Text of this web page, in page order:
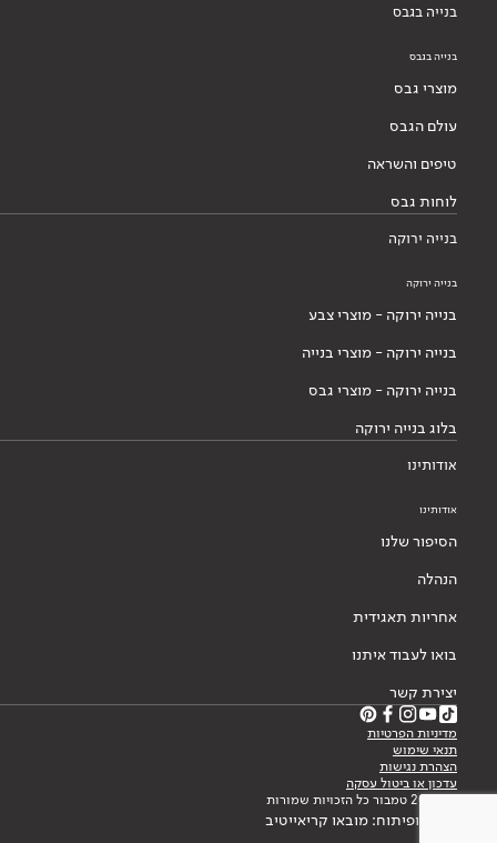
בנייה בגבס
בנייה בגבס
מוצרי גבס
עולם הגבס
טיפים והשראה
לוחות גבס
בנייה ירוקה
בנייה ירוקה
בנייה ירוקה - מוצרי צבע
בנייה ירוקה - מוצרי בנייה
בנייה ירוקה - מוצרי גבס
בלוג בנייה ירוקה
אודותינו
אודותינו
הסיפור שלנו
הנהלה
אחריות תאגידית
בואו לעבוד איתנו
יצירת קשר
מדיניות הפרטיות
תנאי שימוש
הצהרת נגישות
עדכון או ביטול עסקה
© 2026 טמבור כל הזכויות שמורות
עיצוב ופיתוח: מובאו קריאייטיב